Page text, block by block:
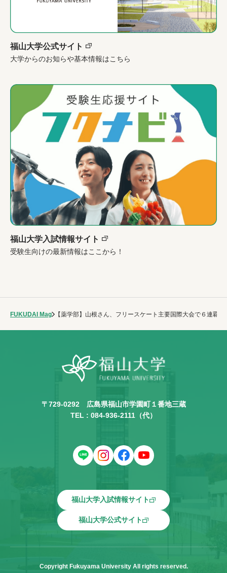
福山大学公式サイト
大学からのお知らや基本情報はこちら
福山大学入試情報サイト
受験生向けの最新情報はここから！
FUKUDAI Mag 【薬学部】山根さん、フリースケート主要国際大会で６連覇
〒729-0292 広島県福山市学園町１番地三蔵
TEL : 084-936-2111 （代）
福山大学入試情報サイト
福山大学公式サイト
Copyright Fukuyama University All rights reserved.